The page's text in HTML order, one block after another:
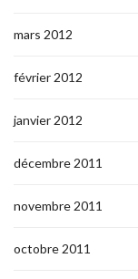
mars 2012
février 2012
janvier 2012
décembre 2011
novembre 2011
octobre 2011